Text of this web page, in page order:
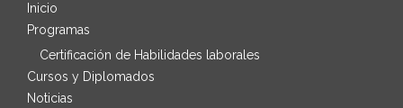
Inicio
Programas
Certificación de Habilidades laborales
Cursos y Diplomados
Noticias